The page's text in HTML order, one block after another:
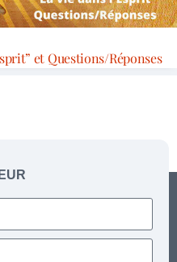
et Questions/Réponses